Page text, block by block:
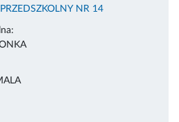
NR 14